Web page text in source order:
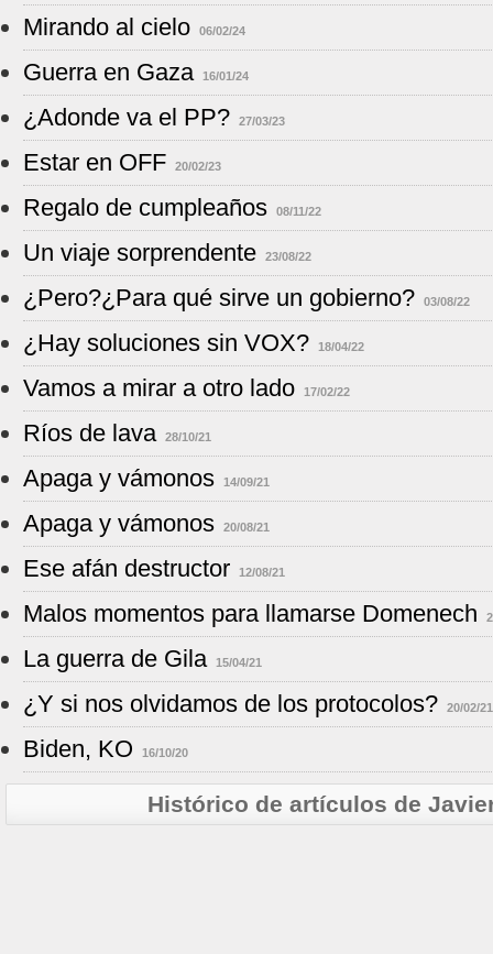
Mirando al cielo 06/02/24
Guerra en Gaza 16/01/24
¿Adonde va el PP? 27/03/23
Estar en OFF 20/02/23
Regalo de cumpleaños 08/11/22
Un viaje sorprendente 23/08/22
¿Pero?¿Para qué sirve un gobierno? 03/08/22
¿Hay soluciones sin VOX? 18/04/22
Vamos a mirar a otro lado 17/02/22
Ríos de lava 28/10/21
Apaga y vámonos 14/09/21
Apaga y vámonos 20/08/21
Ese afán destructor 12/08/21
Malos momentos para llamarse Domenech
La guerra de Gila 15/04/21
¿Y si nos olvidamos de los protocolos? 20/02/21
Biden, KO 16/10/20
Histórico de artículos de